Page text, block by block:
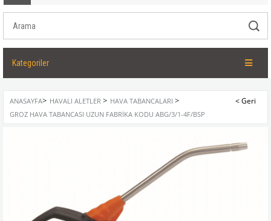
Kategoriler
ANASAYFA> HAVALI ALETLER > HAVA TABANCALARI >
GROZ HAVA TABANCASI UZUN FABRIKA KODU ABG/3/1-4F/BSP